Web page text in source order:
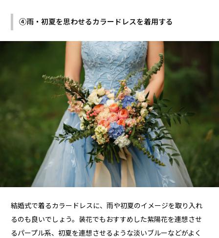
④雨・初夏を思わせるカラードレスを着用する
結婚式で着るカラードレスに、雨や初夏のイメージを取り入れ
るのも良いでしょう。装花でもおすすめした紫陽花を連想させ
るパープル系、初夏を連想させるような淡いブルーなどがよく